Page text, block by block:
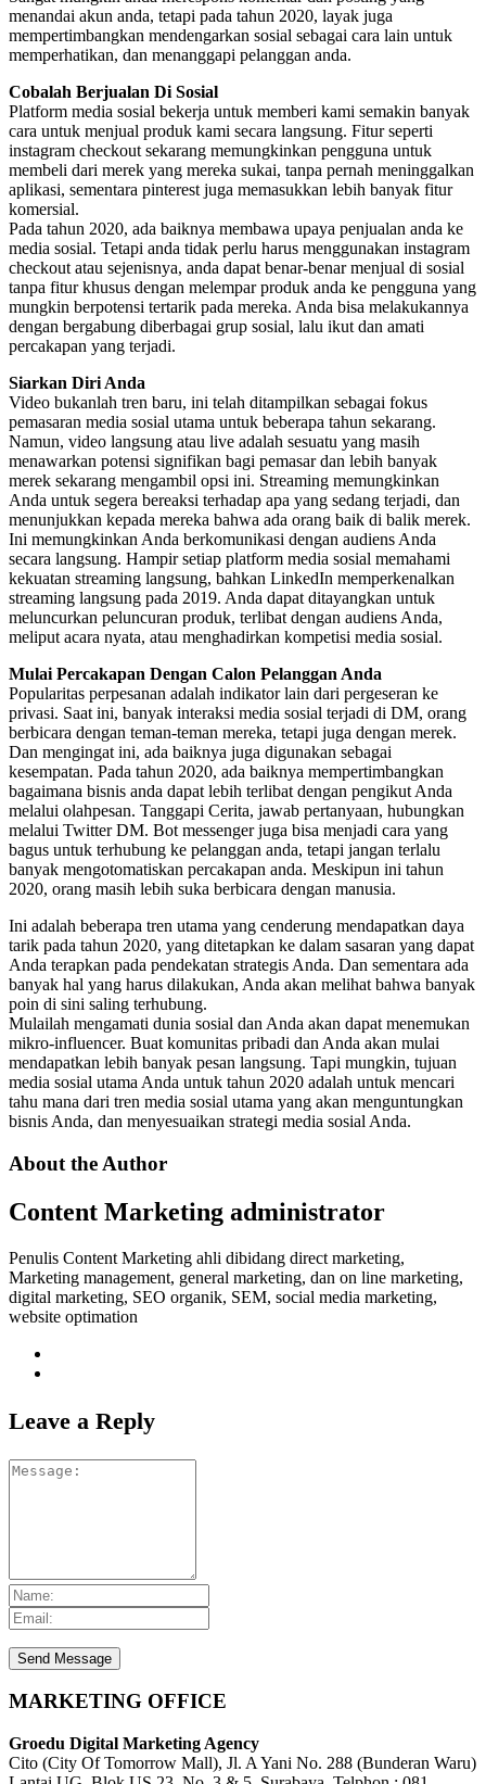
menandai akun anda, tetapi pada tahun 2020, layak juga
mempertimbangkan mendengarkan sosial sebagai cara lain untuk
memperhatikan, dan menanggapi pelanggan anda.
Cobalah Berjualan Di Sosial
Platform media sosial bekerja untuk memberi kami semakin banyak
cara untuk menjual produk kami secara langsung. Fitur seperti
instagram checkout sekarang memungkinkan pengguna untuk
membeli dari merek yang mereka sukai, tanpa pernah meninggalkan
aplikasi, sementara pinterest juga memasukkan lebih banyak fitur
komersial.
Pada tahun 2020, ada baiknya membawa upaya penjualan anda ke
media sosial. Tetapi anda tidak perlu harus menggunakan instagram
checkout atau sejenisnya, anda dapat benar-benar menjual di sosial
tanpa fitur khusus dengan melempar produk anda ke pengguna yang
mungkin berpotensi tertarik pada mereka. Anda bisa melakukannya
dengan bergabung diberbagai grup sosial, lalu ikut dan amati
percakapan yang terjadi.
Siarkan Diri Anda
Video bukanlah tren baru, ini telah ditampilkan sebagai fokus
pemasaran media sosial utama untuk beberapa tahun sekarang.
Namun, video langsung atau live adalah sesuatu yang masih
menawarkan potensi signifikan bagi pemasar dan lebih banyak
merek sekarang mengambil opsi ini. Streaming memungkinkan
Anda untuk segera bereaksi terhadap apa yang sedang terjadi, dan
menunjukkan kepada mereka bahwa ada orang baik di balik merek.
Ini memungkinkan Anda berkomunikasi dengan audiens Anda
secara langsung. Hampir setiap platform media sosial memahami
kekuatan streaming langsung, bahkan LinkedIn memperkenalkan
streaming langsung pada 2019. Anda dapat ditayangkan untuk
meluncurkan peluncuran produk, terlibat dengan audiens Anda,
meliput acara nyata, atau menghadirkan kompetisi media sosial.
Mulai Percakapan Dengan Calon Pelanggan Anda
Popularitas perpesanan adalah indikator lain dari pergeseran ke
privasi. Saat ini, banyak interaksi media sosial terjadi di DM, orang
berbicara dengan teman-teman mereka, tetapi juga dengan merek.
Dan mengingat ini, ada baiknya juga digunakan sebagai
kesempatan. Pada tahun 2020, ada baiknya mempertimbangkan
bagaimana bisnis anda dapat lebih terlibat dengan pengikut Anda
melalui olahpesan. Tanggapi Cerita, jawab pertanyaan, hubungkan
melalui Twitter DM. Bot messenger juga bisa menjadi cara yang
bagus untuk terhubung ke pelanggan anda, tetapi jangan terlalu
banyak mengotomatiskan percakapan anda. Meskipun ini tahun
2020, orang masih lebih suka berbicara dengan manusia.
Ini adalah beberapa tren utama yang cenderung mendapatkan daya
tarik pada tahun 2020, yang ditetapkan ke dalam sasaran yang dapat
Anda terapkan pada pendekatan strategis Anda. Dan sementara ada
banyak hal yang harus dilakukan, Anda akan melihat bahwa banyak
poin di sini saling terhubung.
Mulailah mengamati dunia sosial dan Anda akan dapat menemukan
mikro-influencer. Buat komunitas pribadi dan Anda akan mulai
mendapatkan lebih banyak pesan langsung. Tapi mungkin, tujuan
media sosial utama Anda untuk tahun 2020 adalah untuk mencari
tahu mana dari tren media sosial utama yang akan menguntungkan
bisnis Anda, dan menyesuaikan strategi media sosial Anda.
About the Author
Content Marketing administrator
Penulis Content Marketing ahli dibidang direct marketing,
Marketing management, general marketing, dan on line marketing,
digital marketing, SEO organik, SEM, social media marketing,
website optimation
Leave a Reply
MARKETING OFFICE
Groedu Digital Marketing Agency
Cito (City Of Tomorrow Mall), Jl. A Yani No. 288 (Bunderan Waru)